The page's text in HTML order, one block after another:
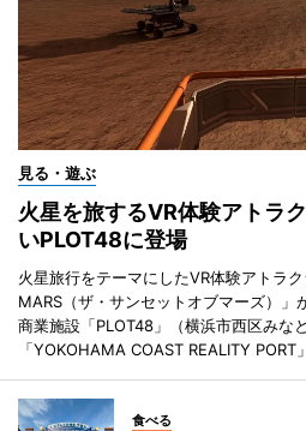
見る・遊ぶ
火星を旅するVR体験アトラ
いPLOT48に登場
火星旅行をテーマにしたVR体験アトラ
MARS（ザ・サンセットオブマーズ）」
商業施設「PLOT48」（横浜市西区みな
「YOKOHAMA COAST REALITY PORT
食べる